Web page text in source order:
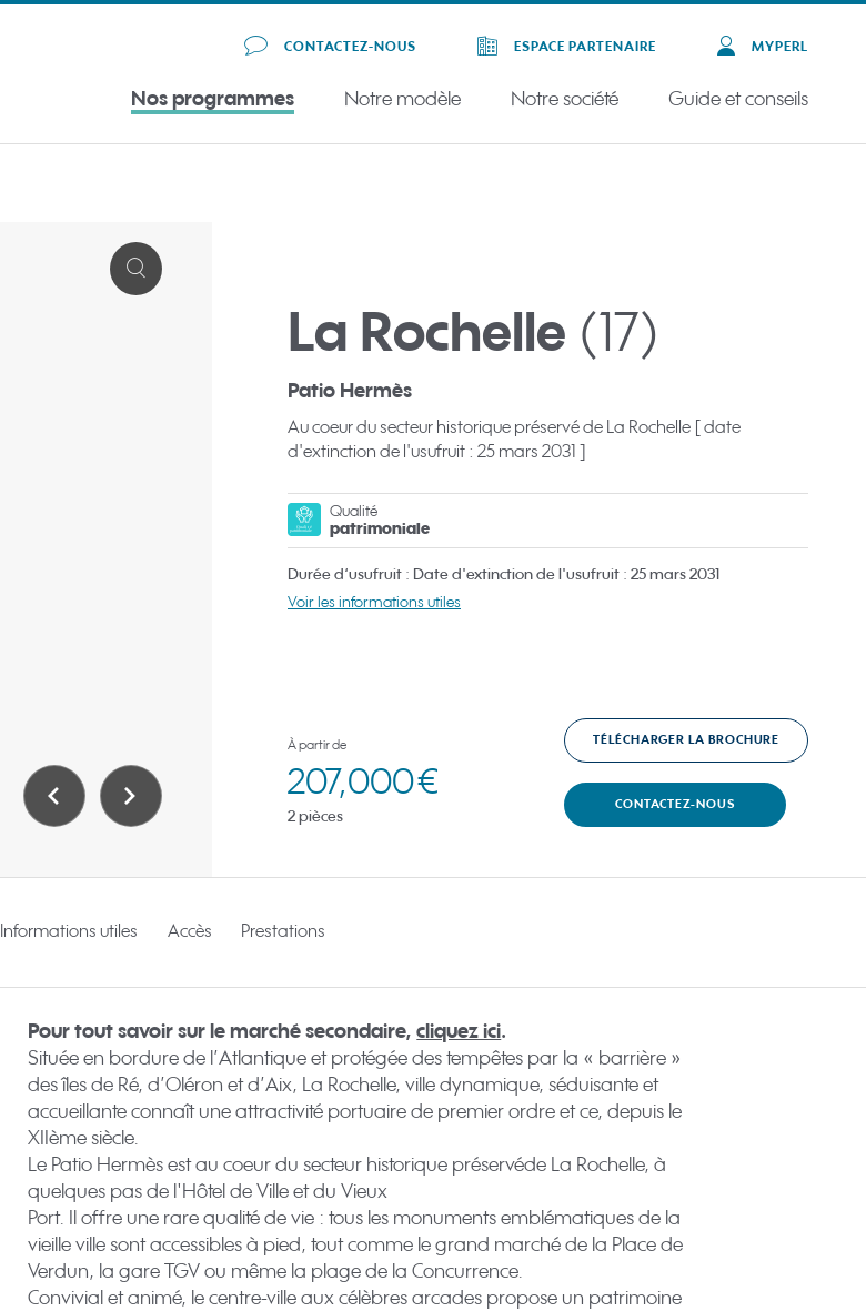
Nos programmes Notre modèle Notre société Guide et conseils
CONTACTEZ-NOUS ESPACE PARTENAIRE MYPERL
La Rochelle (17)
Patio Hermès
Au coeur du secteur historique préservé de La Rochelle [ date
d'extinction de l'usufruit : 25 mars 2031 ]
Qualité
patrimoniale
Durée d‘usufruit : Date d'extinction de l'usufruit : 25 mars 2031
Voir les informations utiles
À partir de
207,000 €
2 pièces
TÉLÉCHARGER LA BROCHURE
CONTACTEZ-NOUS
Informations utiles Accès Prestations
Pour tout savoir sur le marché secondaire,cliquez ici.
Située en bordure de l’Atlantique et protégée des tempêtes par la « barrière »
des îles de Ré, d’Oléron et d’Aix, La Rochelle, ville dynamique, séduisante et
accueillante connaît une attractivité portuaire de premier ordre et ce, depuis le
XIIème siècle.
Le Patio Hermès est au coeur du secteur historique préservéde La Rochelle, à
quelques pas de l'Hôtel de Ville et du Vieux
Port. Il offre une rare qualité de vie : tous les monuments emblématiques de la
vieille ville sont accessibles à pied, tout comme le grand marché de la Place de
Verdun, la gare TGV ou même la plage de la Concurrence.
Convivial et animé, le centre-ville aux célèbres arcades propose un patrimoine